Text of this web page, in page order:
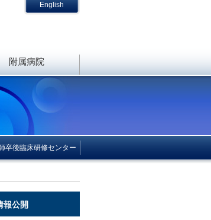
English
附属病院
卒後臨床研修センター
報公開